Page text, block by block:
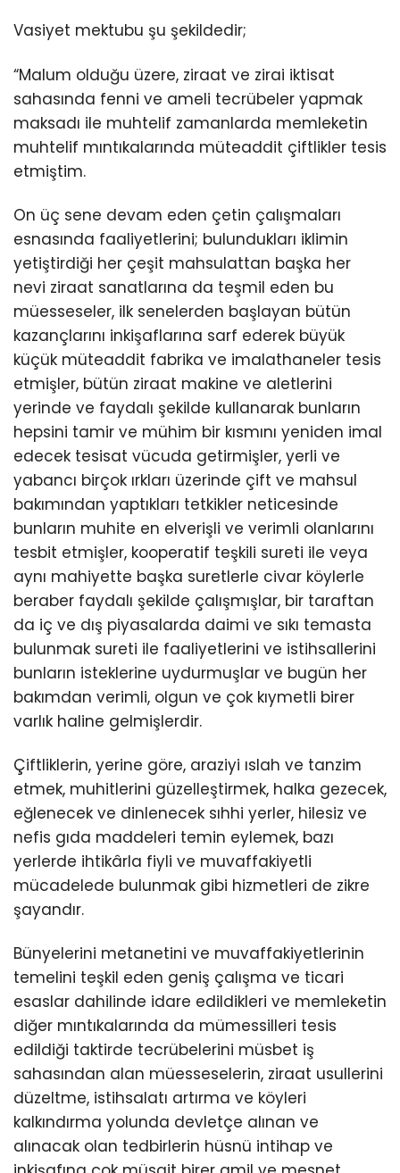
Vasiyet mektubu şu şekildedir;
“Malum olduğu üzere, ziraat ve zirai iktisat
sahasında fenni ve ameli tecrübeler yapmak
maksadı ile muhtelif zamanlarda memleketin
muhtelif mıntıkalarında müteaddit çiftlikler tesis
etmiştim.
On üç sene devam eden çetin çalışmaları
esnasında faaliyetlerini; bulundukları iklimin
yetiştirdiği her çeşit mahsulattan başka her
nevi ziraat sanatlarına da teşmil eden bu
müesseseler, ilk senelerden başlayan bütün
kazançlarını inkişaflarına sarf ederek büyük
küçük müteaddit fabrika ve imalathaneler tesis
etmişler, bütün ziraat makine ve aletlerini
yerinde ve faydalı şekilde kullanarak bunların
hepsini tamir ve mühim bir kısmını yeniden imal
edecek tesisat vücuda getirmişler, yerli ve
yabancı birçok ırkları üzerinde çift ve mahsul
bakımından yaptıkları tetkikler neticesinde
bunların muhite en elverişli ve verimli olanlarını
tesbit etmişler, kooperatif teşkili sureti ile veya
aynı mahiyette başka suretlerle civar köylerle
beraber faydalı şekilde çalışmışlar, bir taraftan
da iç ve dış piyasalarda daimi ve sıkı temasta
bulunmak sureti ile faaliyetlerini ve istihsallerini
bunların isteklerine uydurmuşlar ve bugün her
bakımdan verimli, olgun ve çok kıymetli birer
varlık haline gelmişlerdir.
Çiftliklerin, yerine göre, araziyi ıslah ve tanzim
etmek, muhitlerini güzelleştirmek, halka gezecek,
eğlenecek ve dinlenecek sıhhi yerler, hilesiz ve
nefis gıda maddeleri temin eylemek, bazı
yerlerde ihtikârla fiyli ve muvaffakiyetli
mücadelede bulunmak gibi hizmetleri de zikre
şayandır.
Bünyelerini metanetini ve muvaffakiyetlerinin
temelini teşkil eden geniş çalışma ve ticari
esaslar dahilinde idare edildikleri ve memleketin
diğer mıntıkalarında da mümessilleri tesis
edildiği taktirde tecrübelerini müsbet iş
sahasından alan müesseselerin, ziraat usullerini
düzeltme, istihsalatı artırma ve köyleri
kalkındırma yolunda devletçe alınan ve
alınacak olan tedbirlerin hüsnü intihap ve